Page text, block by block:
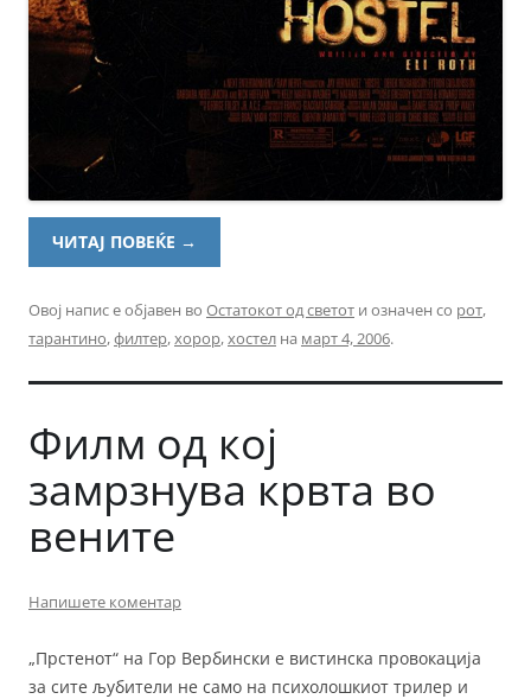
ЧИТАЈ ПОВЕЌЕ →
Овој напис е објавен во Остатокот од светот и означен со рот,
тарантино,филтер,хорор,хостел на март 4, 2006.
Филм од кој
замрзнува крвта во
вените
Напишете коментар
„Прстенот“ на Гор Вербински е вистинска провокација
за сите љубители не само на психолошкиот трилер и